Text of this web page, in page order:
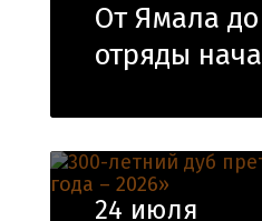
От Ямала
отряды
24 июля